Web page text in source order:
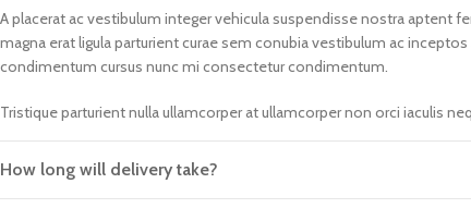
A placerat ac vestibulum integer vehicula suspendisse nostra aptent
magna erat ligula parturient curae sem conubia vestibulum ac
condimentum cursus nunc mi consectetur condimentum.
Tristique parturient nulla ullamcorper at ullamcorper non orci iaculis
How long will delivery take?